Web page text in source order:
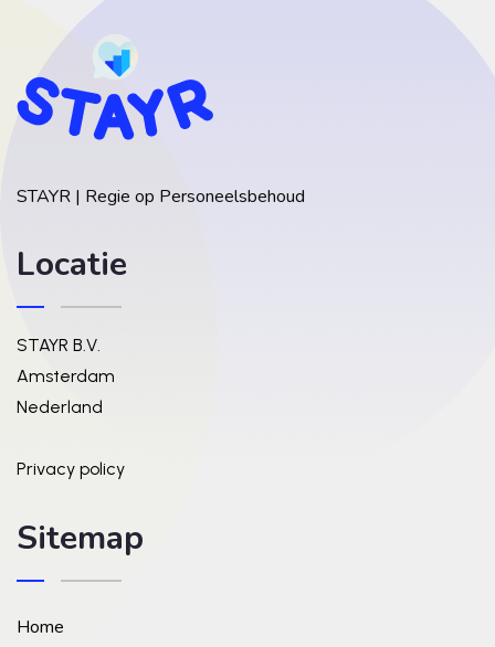
STAYR | Regie op Personeelsbehoud
Locatie
STAYR B.V.
Amsterdam
Nederland
Privacy policy
Sitemap
Home